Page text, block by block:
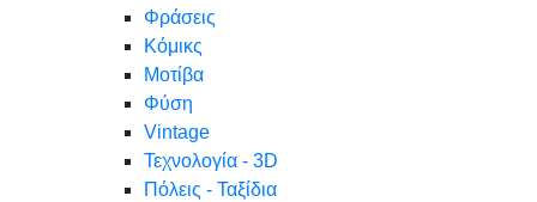
Φράσεις
Κόμικς
Μοτίβα
Φύση
Vintage
Τεχνολογία - 3D
Πόλεις - Ταξίδια